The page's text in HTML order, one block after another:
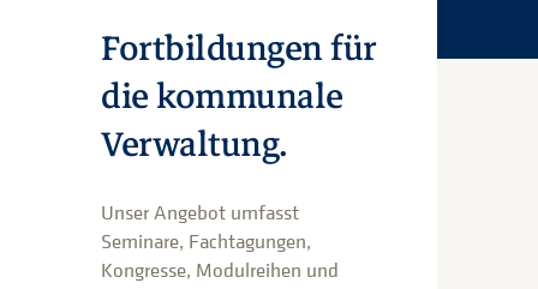
Fortbildungen für
die kommunale
Verwaltung.
Unser Angebot umfasst
Seminare, Fachtagungen,
Kongresse, Modulreihen und